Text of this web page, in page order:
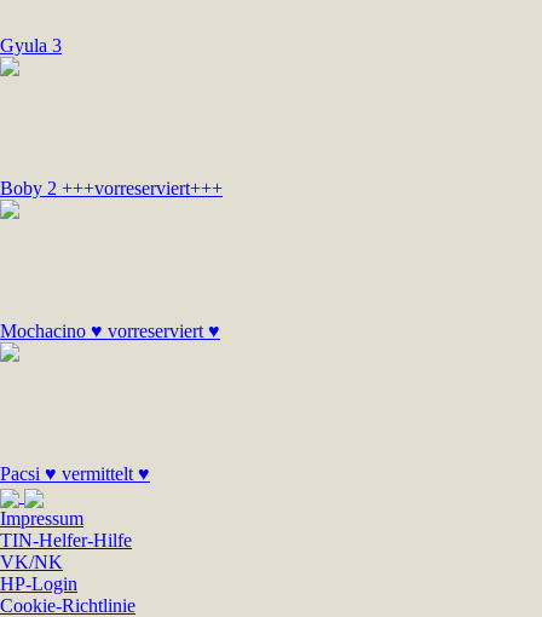
Gyula 3
Boby 2 +++vorreserviert+++
Mochacino ♥ vorreserviert ♥
Pacsi ♥ vermittelt ♥
Impressum
TIN-Helfer-Hilfe
VK/NK
HP-Login
Cookie-Richtlinie